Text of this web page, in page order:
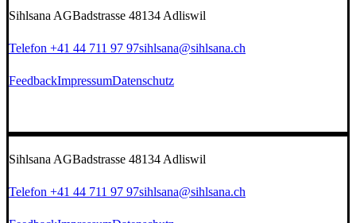
Sihlsana AGBadstrasse 48134 Adliswil
Telefon +41 44 711 97 97sihlsana@sihlsana.ch
FeedbackImpressumDatenschutz
Sihlsana AGBadstrasse 48134 Adliswil
Telefon +41 44 711 97 97sihlsana@sihlsana.ch